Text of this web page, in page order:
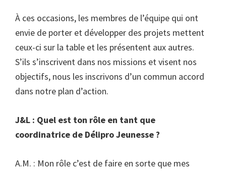
À ces occasions, les membres de l’équipe qui ont
envie de porter et développer des projets mettent
ceux-ci sur la table et les présentent aux autres.
S’ils s’inscrivent dans nos missions et visent nos
objectifs, nous les inscrivons d’un commun accord
dans notre plan d’action.
J&L : Quel est ton rôle en tant que
coordinatrice de Délipro Jeunesse ?
A.M. : Mon rôle c’est de faire en sorte que mes